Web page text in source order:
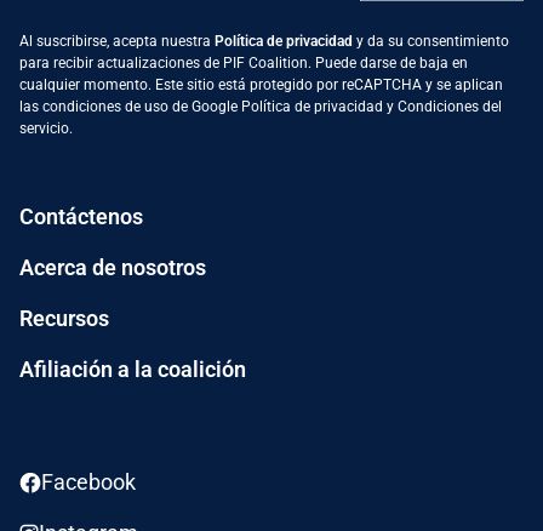
Al suscribirse, acepta nuestra Política de privacidad y da su consentimiento
para recibir actualizaciones de PIF Coalition. Puede darse de baja en
cualquier momento. Este sitio está protegido por reCAPTCHA y se aplican
las condiciones de uso de Google Política de privacidad y Condiciones del
servicio.
Contáctenos
Acerca de nosotros
Recursos
Afiliación a la coalición
Facebook